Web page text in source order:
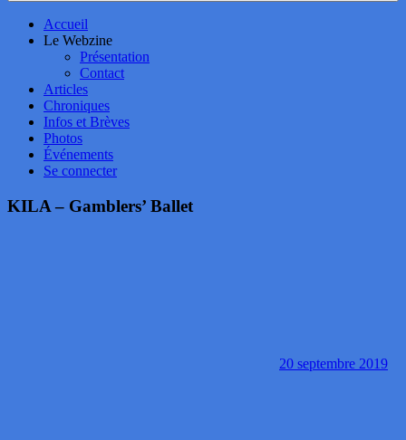
Accueil
Le Webzine
Présentation
Contact
Articles
Chroniques
Infos et Brèves
Photos
Événements
Se connecter
KILA – Gamblers’ Ballet
20 septembre 2019